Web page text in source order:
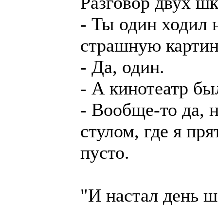
- Ты один ходил
страшную
- Да, один.
- А кинотеатр
- Вообще-то да,
стулом, где я
пусто.
"И настал день